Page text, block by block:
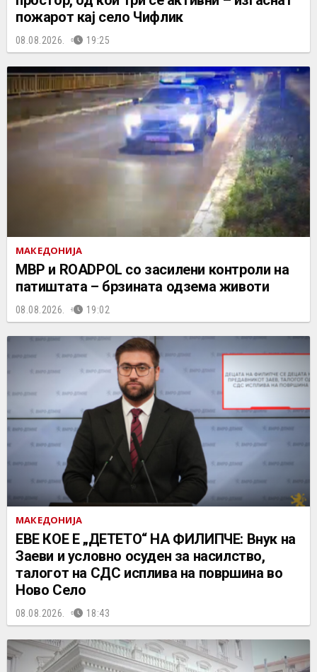
пожарот кај село Чифлик
08.08.2026. 19:25
МАКЕДОНИЈА
МВР и ROADPOL со засилени контроли на
патиштата – брзината одзема животи
08.08.2026. 19:02
МАКЕДОНИЈА
ЕВЕ КОЕ Е „ДЕТЕТО“ НА ФИЛИПЧЕ: Внук на
Заеви и условно осуден за насилство,
талогот на СДС исплива на површина во
Ново Село
08.08.2026. 18:43